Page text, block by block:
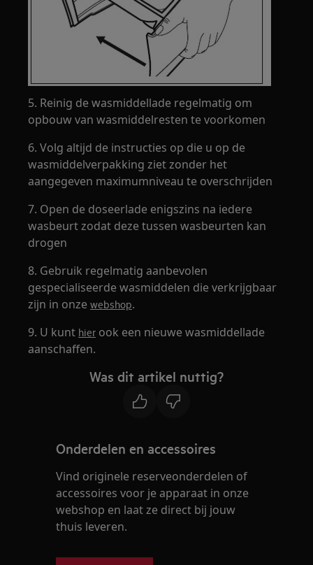
5. Reinig de wasmiddellade regelmatig om
opbouw van wasmiddelresten te voorkomen
6. Volg altijd de instructies op die u op de
wasmiddelverpakking ziet zonder het
aangegeven maximumniveau te overschrijden
7. Open de doseerlade enigszins na iedere
wasbeurt zodat deze tussen wasbeurten kan
drogen
8. Gebruik regelmatig aanbevolen
gespecialiseerde wasmiddelen die verkrijgbaar
zijn in onzewebshop.
9. U kunt hier ook een nieuwe wasmiddellade
aanschaffen.
Was dit artikel nuttig?
Onderdelen en accessoires
Vind originele reserveonderdelen of
accessoires voor je apparaat in onze
webshop en laat ze direct bij jouw
thuis leveren.